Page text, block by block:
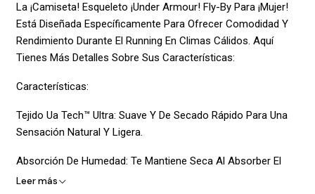
La ¡Camiseta! Esqueleto ¡Under Armour! Fly-By Para ¡Mujer!
Está Diseñada Específicamente Para Ofrecer Comodidad Y
Rendimiento Durante El Running En Climas Cálidos. Aquí
Tienes Más Detalles Sobre Sus Características:
Características:
Tejido Ua Tech™ Ultra: Suave Y De Secado Rápido Para Una
Sensación Natural Y Ligera.
Absorción De Humedad: Te Mantiene Seca Al Absorber El
Sudor Y Secarse Rápidamente.
Leer más